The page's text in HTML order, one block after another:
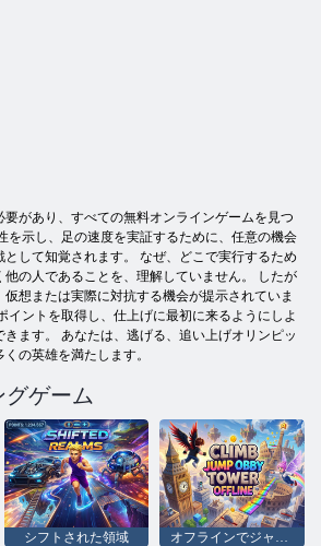
要があり、すべての無料オンラインゲームを見つ
を示し、足の速度を実証するために、任意の機会
して知覚されます。 なぜ、どこで実行するため
他の人であることを、理解していません。 したが
想または実際に対抗する機会が提示されていま
イントを取得し、仕上げに最初に来るようにしよ
きます。 あなたは、逃げる、追い上げオリンピッ
の英雄を満たします。
ゲーム
シフトされた領域 オフラインでジャンプ・オビー・タワーに登る